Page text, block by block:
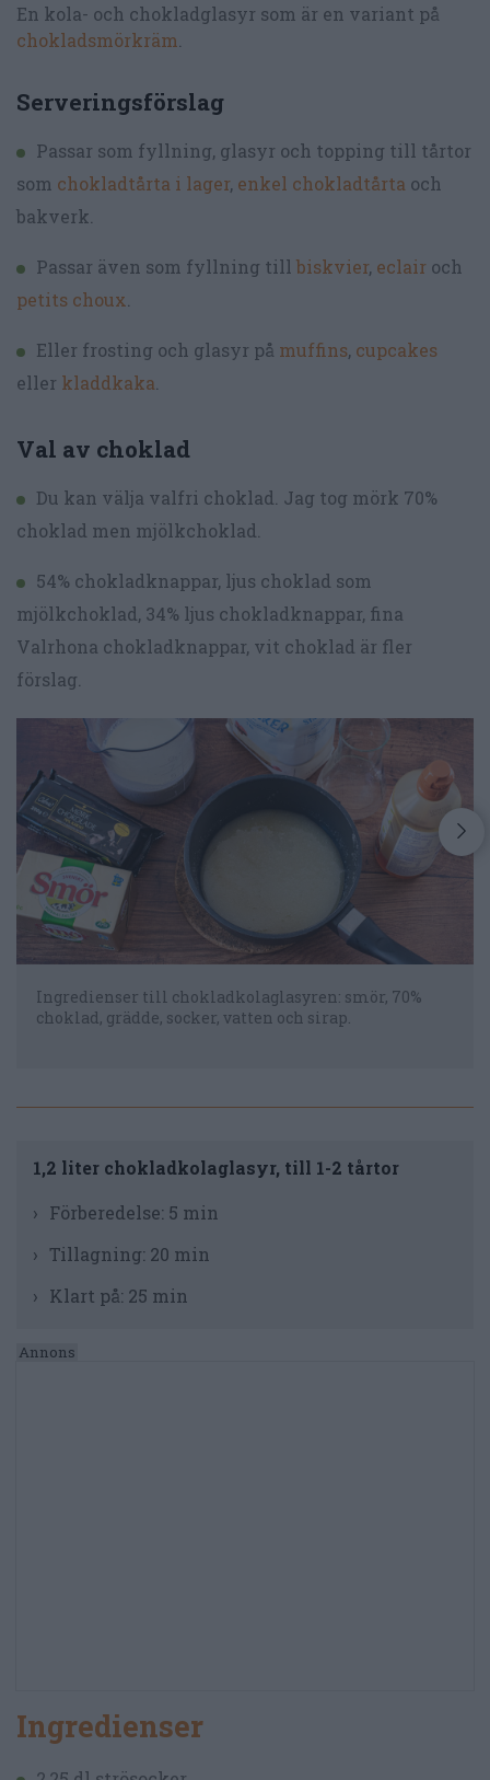
En kola- och chokladglasyr som är en variant på
chokladsmörkräm
Serveringsförslag
Passar som fyllning, glasyr och topping till tårtor
som chokladtårta i lager, enkel chokladtårta och
bakverk.
Passar även som fyllning till biskvier, eclair och
petits choux.
Eller frosting och glasyr på muffins, cupcakes
eller kladdkaka.
Val av choklad
Du kan välja valfri choklad. Jag tog mörk 70%
choklad men mjölkchoklad.
54% chokladknappar, ljus choklad som
mjölkchoklad, 34% ljus chokladknappar, fina
Valrhona chokladknappar, vit choklad är fler
förslag.
Ingredienser till chokladkolaglasyren: smör, 70%
choklad, grädde, socker, vatten och sirap.
1,2 liter chokladkolaglasyr, till 1-2 tårtor
Förberedelse: 5 min
Tillagning: 20 min
Klart på: 25 min
Ingredienser